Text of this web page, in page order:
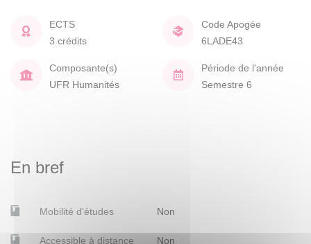
ECTS
3 crédits
Code Apogée
6LADE43
Composante(s)
UFR Humanités
Période de l'année
Semestre 6
En bref
Mobilité d'études Non
Accessible à distance Non